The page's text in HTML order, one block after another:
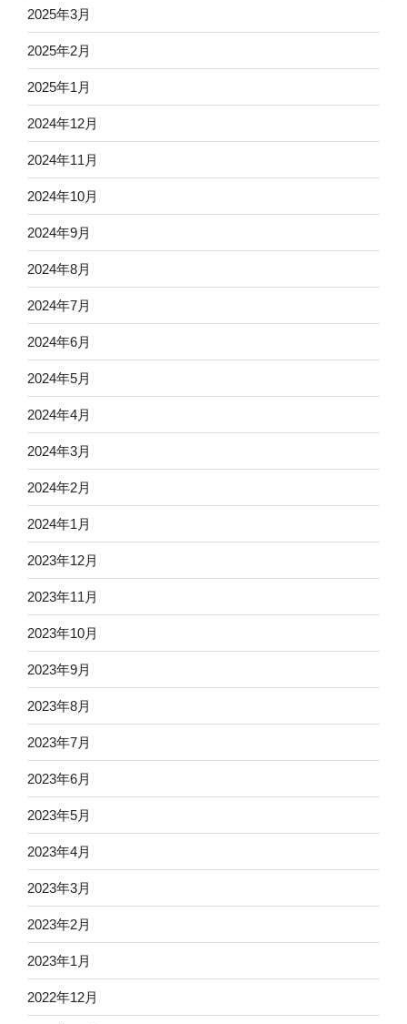
2025年3月
2025年2月
2025年1月
2024年12月
2024年11月
2024年10月
2024年9月
2024年8月
2024年7月
2024年6月
2024年5月
2024年4月
2024年3月
2024年2月
2024年1月
2023年12月
2023年11月
2023年10月
2023年9月
2023年8月
2023年7月
2023年6月
2023年5月
2023年4月
2023年3月
2023年2月
2023年1月
2022年12月